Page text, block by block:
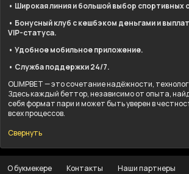
• Широкая линия и большой выбор спортивных
• Бонусный клуб с кешбэком деньгами и
VIP-статуса.
• Удобное мобильное приложение.
• Служба поддержки 24/7.
OLIMPBET — это сочетание надёжности,
Здесь каждый беттор, независимо от опыта,
себя формат пари и может быть уверен в
всех процессов.
Свернуть
О букмекере Контакты Наши партнеры